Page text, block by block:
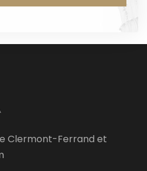
Clermont-Ferrand et